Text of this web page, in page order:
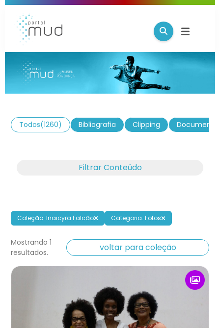
Todos(1260) Bibliografia Clipping
Filtrar Conteúdo
Coleção: Inaicyra Falcão Categoria: Fotos
Mostrando 1
resultados.
voltar para coleção